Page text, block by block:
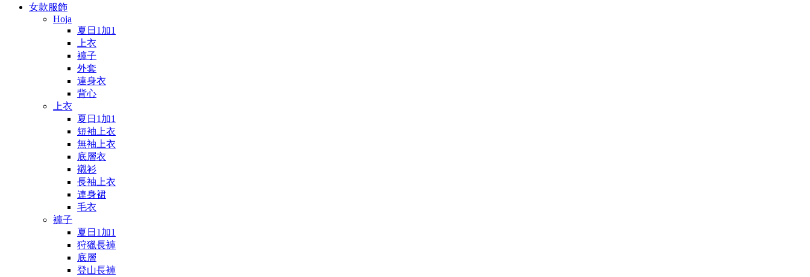
女款服飾
Hoja
夏日1加1
上衣
褲子
外套
連身衣
背心
上衣
夏日1加1
短袖上衣
無袖上衣
底層衣
襯衫
長袖上衣
連身裙
毛衣
褲子
夏日1加1
狩獵長褲
底層
登山長褲